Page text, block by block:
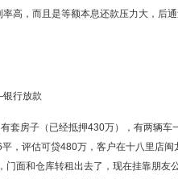
高，而且是等额本息还款压力大，后
行放款
套房子（已经抵押430万），有两辆车
平，评估可贷480万，客户在十八里店
面和仓库转租出去了，现在挂靠朋友